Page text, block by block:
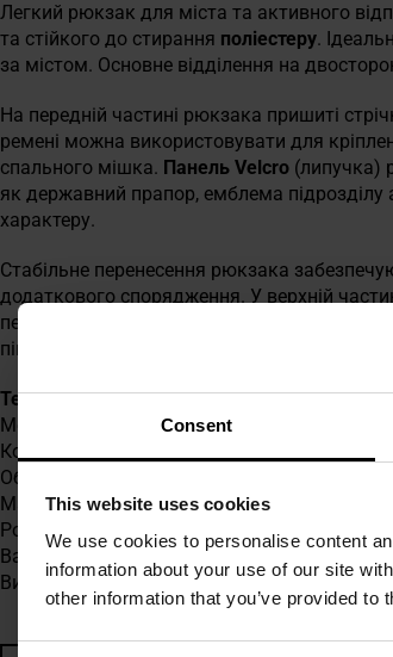
Consent
This website uses cookies
We use cookies to personalise content
information about your use of our site
other information that you’ve provided
Легкий рюкзак для міста та активного
та стійкого до стирання поліестеру.
за містом. Основне відділення на
На передній частині рюкзака пришиті
ремені можна використовувати для
спального мішка. Панель Velcro (липучка)
як державний прапор, емблема підрозділу
характеру.
Стабільне перенесення рюкзака
додаткового спорядження. У верхній
переносити рюкзак в руці. Стінка, що
піною, що забезпечує комфорт під час
Технічні характеристики
Модель: Daypack
Колір: чорний
Об'єм: 15 літрів
Матеріал: 100% поліестер
Розміри: 47 x 26 x 10 см
Вага: 540 г
Виробник:MFH, Німеччина